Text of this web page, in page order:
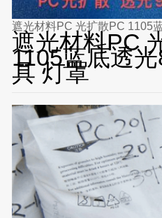
遮光材料PC 光扩散PC 1105
遮光材料PC
1105蓝底透
具 灯罩